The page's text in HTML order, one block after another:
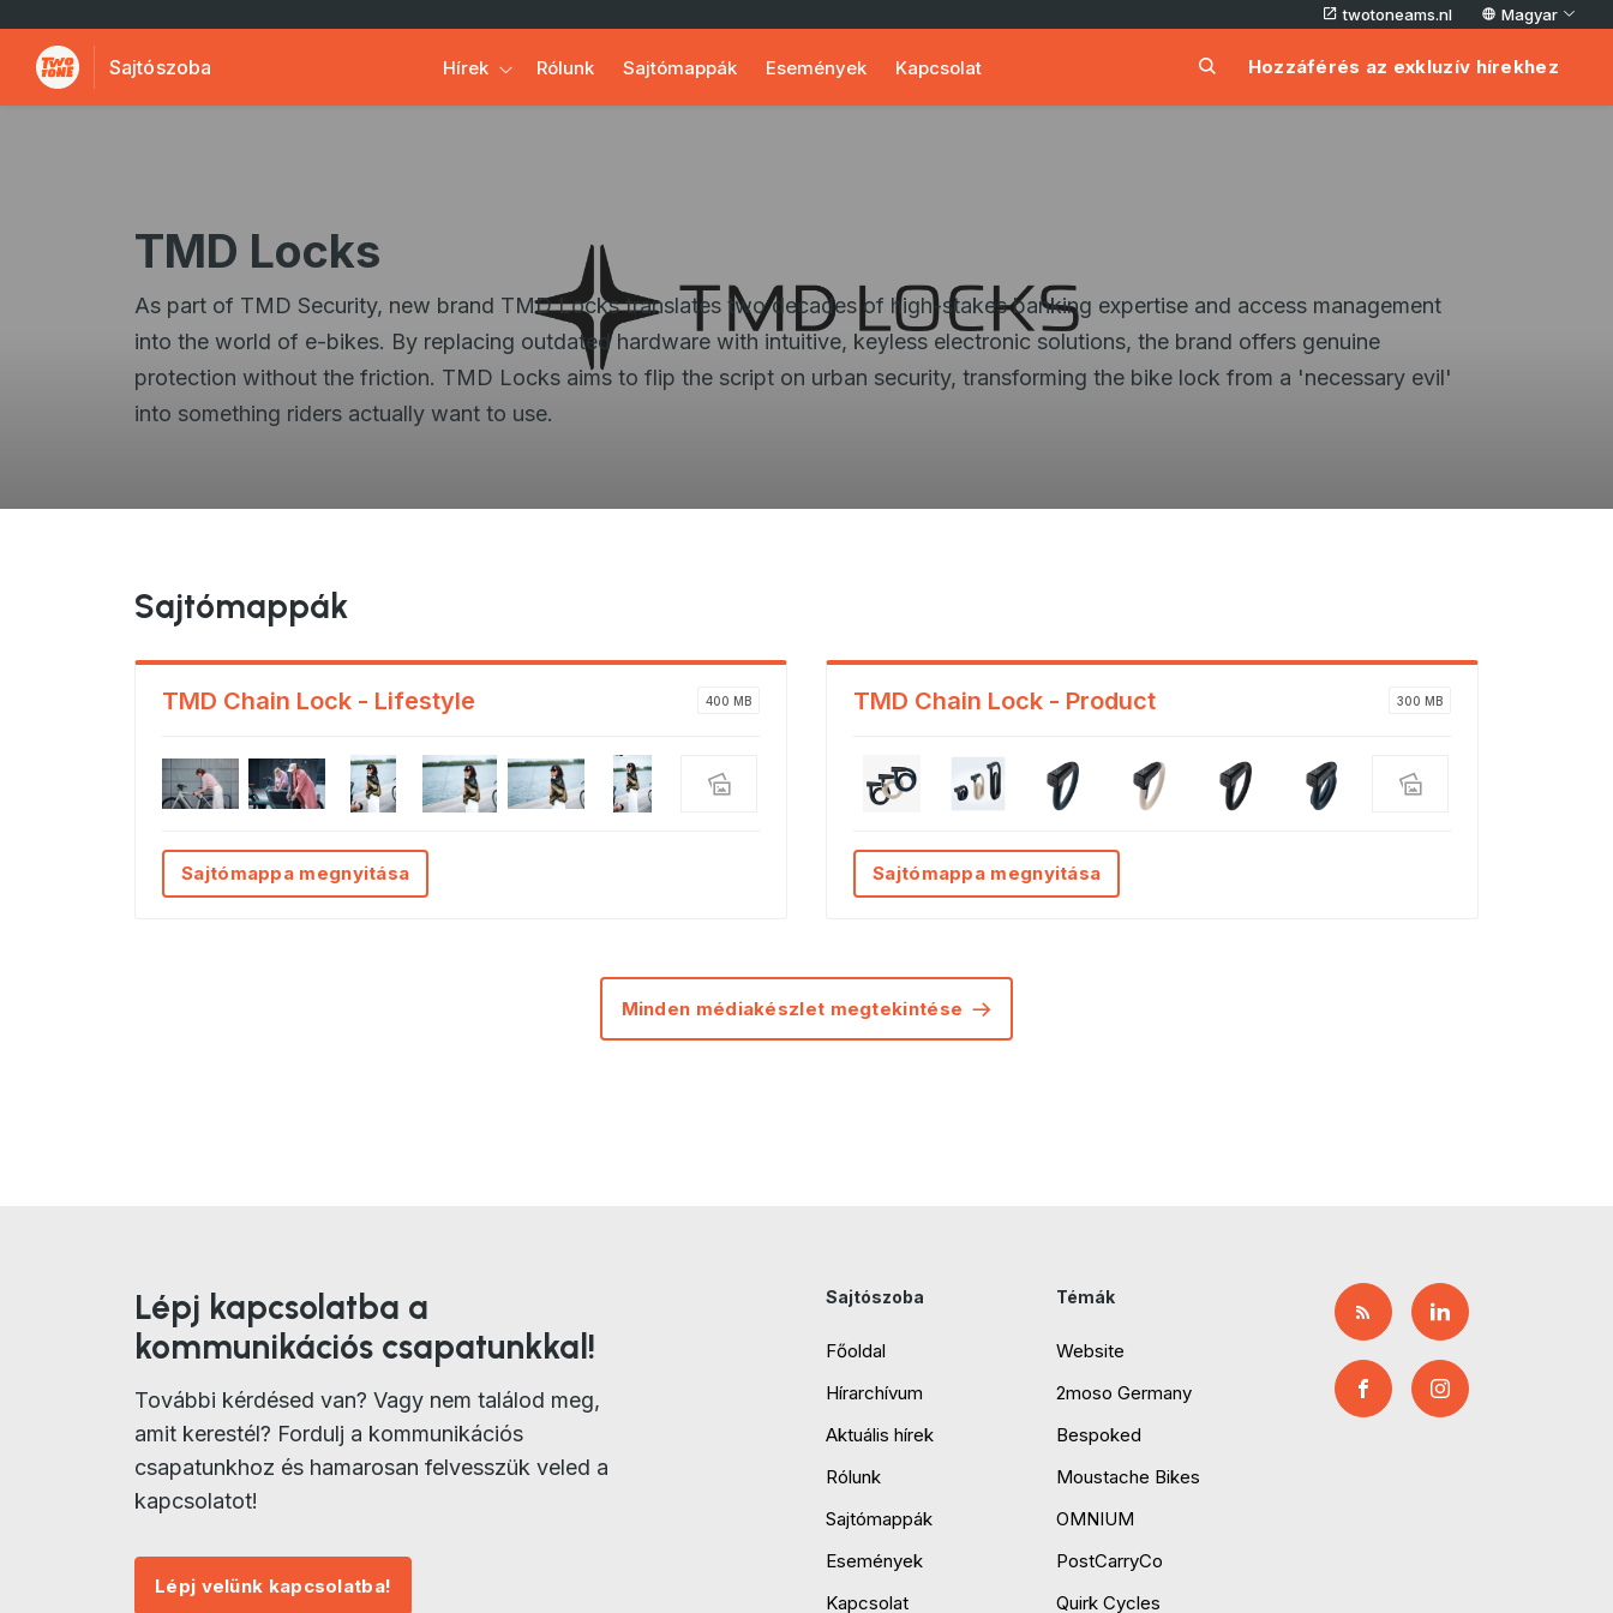
twotoneams.nl Magyar
Sajtószoba Hírek Rólunk Sajtómappák Események Kapcsolat Hozzáférés az exkluzív hírekhez
TMD Locks
As part of TMD Security, new brand TMD Locks translates two decades of high-stakes banking expertise and access management
into the world of e-bikes. By replacing outdated hardware with intuitive, keyless electronic solutions, the brand offers genuine
protection without the friction. TMD Locks aims to flip the script on urban security, transforming the bike lock from a 'necessary evil'
into something riders actually want to use.
Sajtómappák
TMD Chain Lock - Lifestyle 400 MB
Sajtómappa megnyitása
TMD Chain Lock - Product 300 MB
Sajtómappa megnyitása
Minden médiakészlet megtekintése
Lépj kapcsolatba a
kommunikációs csapatunkkal!
További kérdésed van? Vagy nem találod meg,
amit kerestél? Fordulj a kommunikációs
csapatunkhoz és hamarosan felvesszük veled a
kapcsolatot!
Lépj velünk kapcsolatba!
Sajtószoba
Főoldal
Hírarchívum
Aktuális hírek
Rólunk
Sajtómappák
Események
Kapcsolat
Témák
Website
2moso Germany
Bespoked
Moustache Bikes
OMNIUM
PostCarryCo
Quirk Cycles